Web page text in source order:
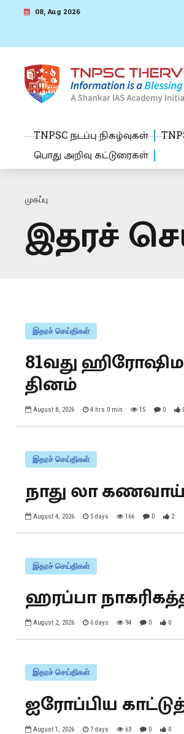
08, Aug 2026
TNPSC நடப்பு நிகழ்வுகள்
பொது அறிவு கட்டுரைகள்
முகப்பு
இதரச்
இதரச் செய்திகள்
81வது
தினம்
August 8, 2026 4 hrs 0 min 15 0
இதரச் செய்திகள்
நாது லா
August 4, 2026 5 days 166 0 2
இதரச் செய்திகள்
ஹரப்பா
August 2, 2026 6 days 94 0 0
இதரச் செய்திகள்
ஐரோப்பிய
August 1, 2026 7 days 63 0 0